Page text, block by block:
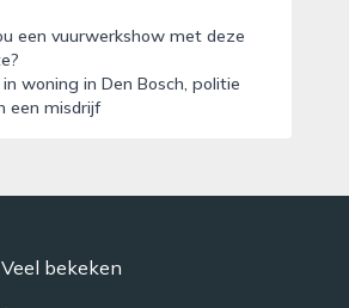
een vuurwerkshow met deze
woning in Den Bosch, politie
een misdrijf
Veel bekeken